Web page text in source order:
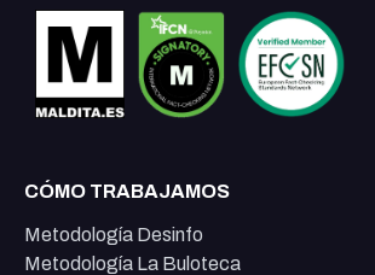
CÓMO TRABAJAMOS
Metodología Desinfo
Metodología La Buloteca